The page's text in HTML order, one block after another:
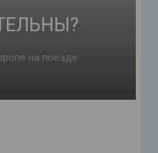
на поезде